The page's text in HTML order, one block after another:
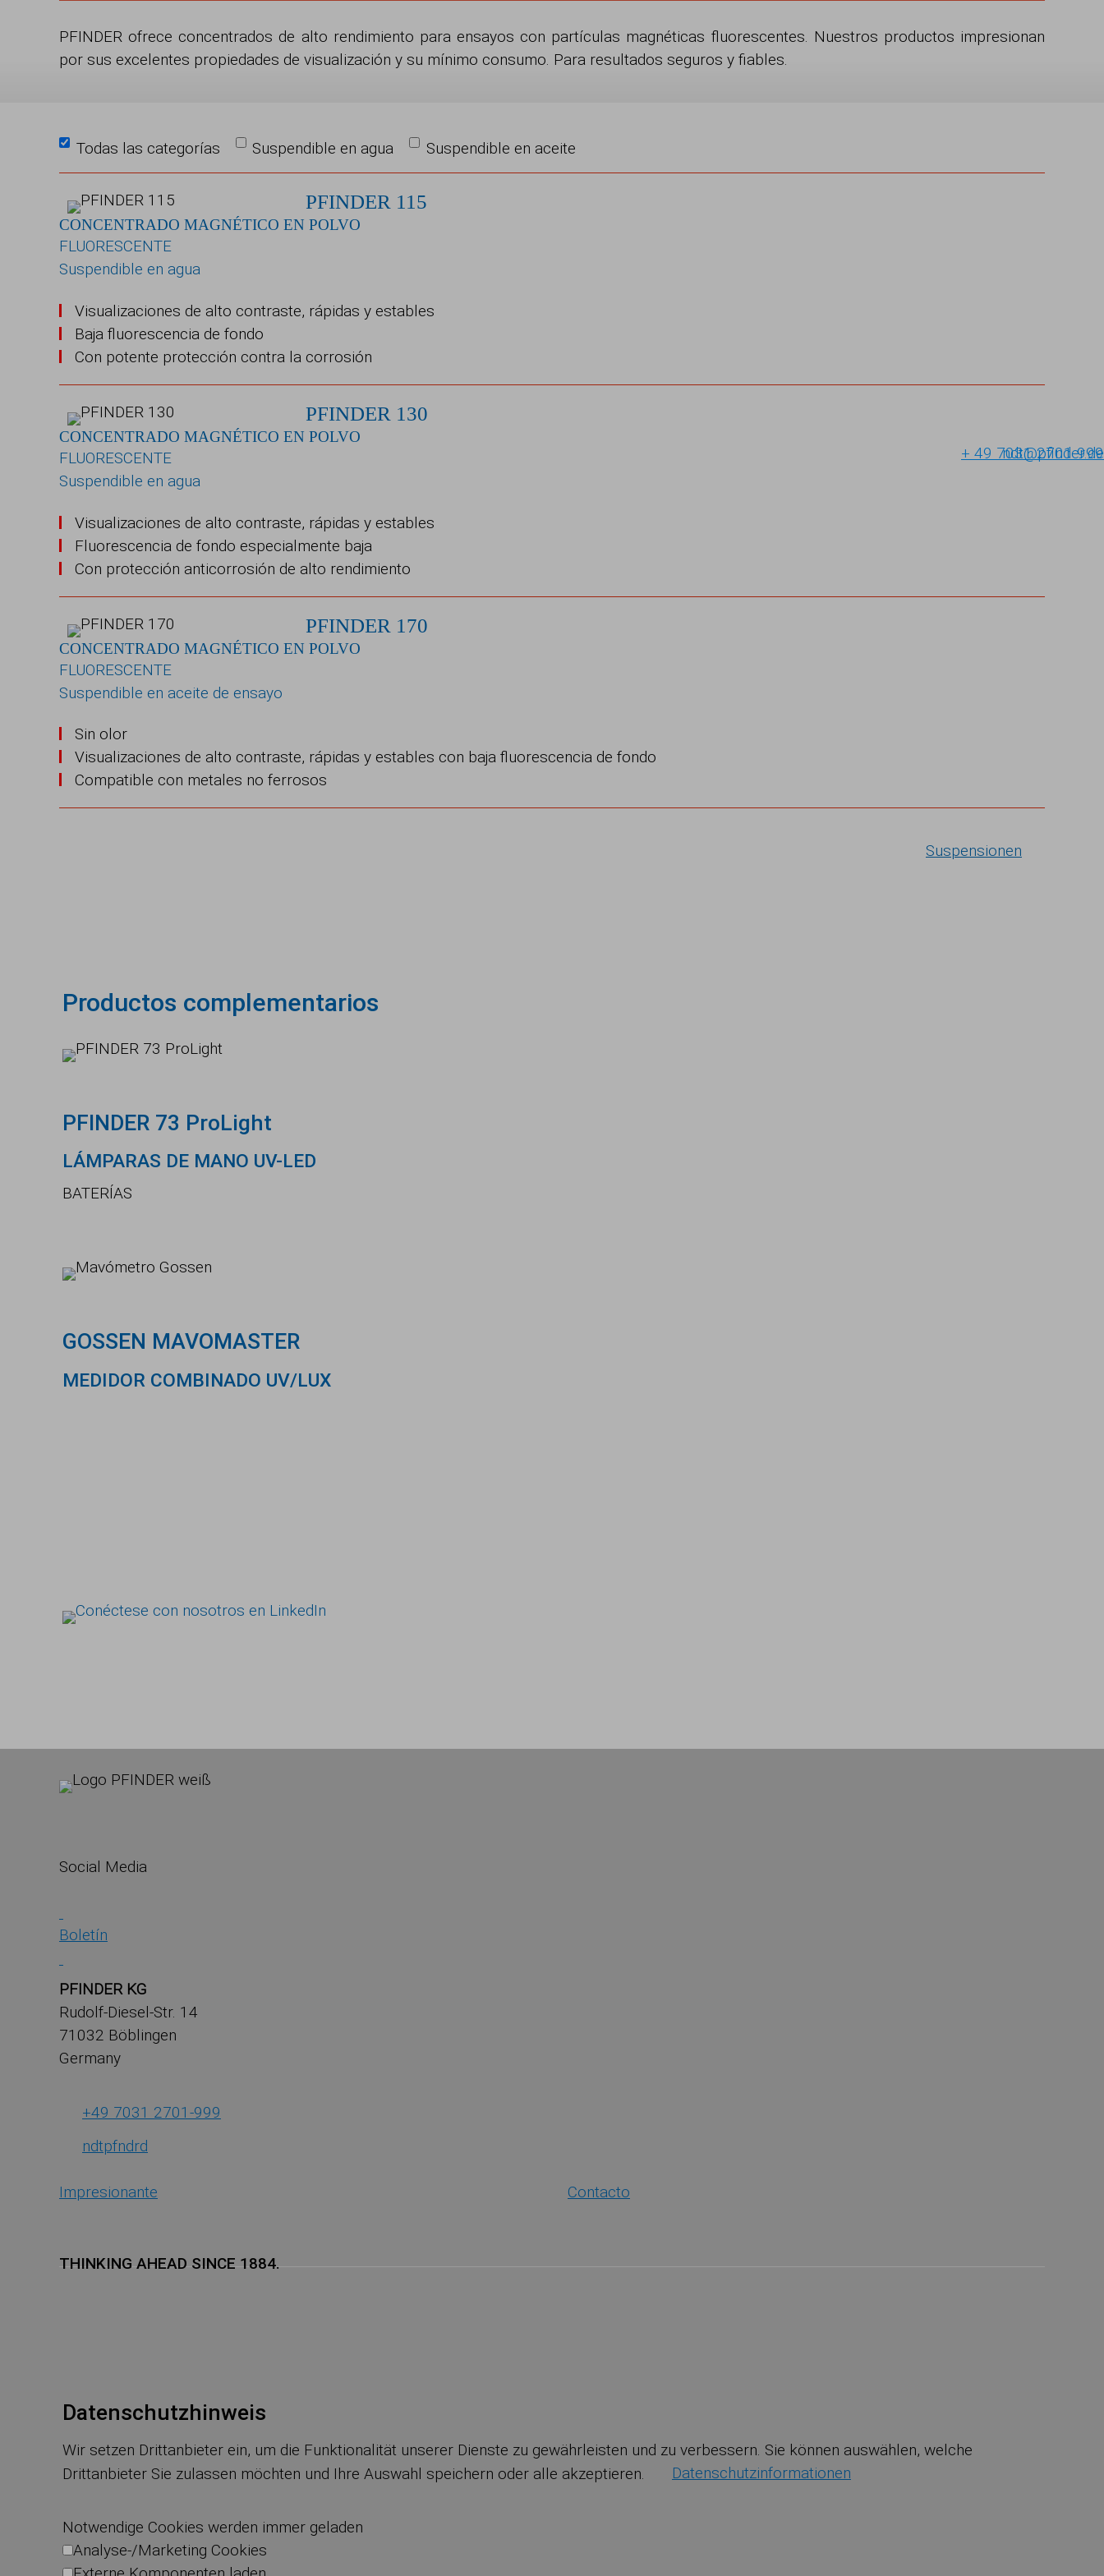
PFINDER ofrece concentrados de alto rendimiento para ensayos con partículas magnéticas fluorescentes. Nuestros productos impresionan
por sus excelentes propiedades de visualización y su mínimo consumo. Para resultados seguros y fiables.
Todas las categorías Suspendible en agua Suspendible en aceite
PFINDER 115
CONCENTRADO MAGNÉTICO EN POLVO
FLUORESCENTE
Suspendible en agua
Visualizaciones de alto contraste, rápidas y estables
Baja fluorescencia de fondo
Con potente protección contra la corrosión
PFINDER 130
CONCENTRADO MAGNÉTICO EN POLVO
FLUORESCENTE
Suspendible en agua
Visualizaciones de alto contraste, rápidas y estables
Fluorescencia de fondo especialmente baja
Con protección anticorrosión de alto rendimiento
PFINDER 170
CONCENTRADO MAGNÉTICO EN POLVO
FLUORESCENTE
Suspendible en aceite de ensayo
Sin olor
Visualizaciones de alto contraste, rápidas y estables con baja fluorescencia de fondo
Compatible con metales no ferrosos
Suspensionen
Productos complementarios
PFINDER 73 ProLight
LÁMPARAS DE MANO UV-LED
BATERÍAS
GOSSEN MAVOMASTER
MEDIDOR COMBINADO UV/LUX
+ 49 7031 2701-999
ndt@pfinder.de
Social Media
Boletín
PFINDER KG
Rudolf-Diesel-Str. 14
71032 Böblingen
Germany
+49 7031 2701-999
ndtpfndrd
Impresionante Contacto
THINKING AHEAD SINCE 1884.
Datenschutzhinweis
Wir setzen Drittanbieter ein, um die Funktionalität unserer Dienste zu gewährleisten und zu verbessern. Sie können auswählen, welche
Drittanbieter Sie zulassen möchten und Ihre Auswahl speichern oder alle akzeptieren.
Datenschutzinformationen
Notwendige Cookies werden immer geladen
Analyse-/Marketing Cookies